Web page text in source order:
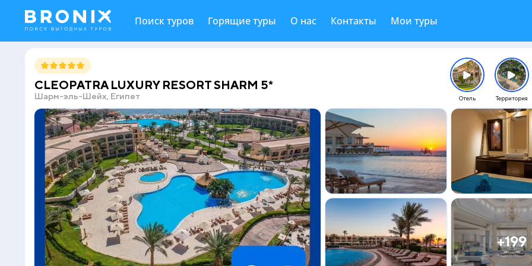
Поиск туров Горящие туры О нас Контакты Мои туры
CLEOPATRA LUXURY RESORT SHARM 5*
Шарм-эль-Шейх, Египет Отель Территория
+199